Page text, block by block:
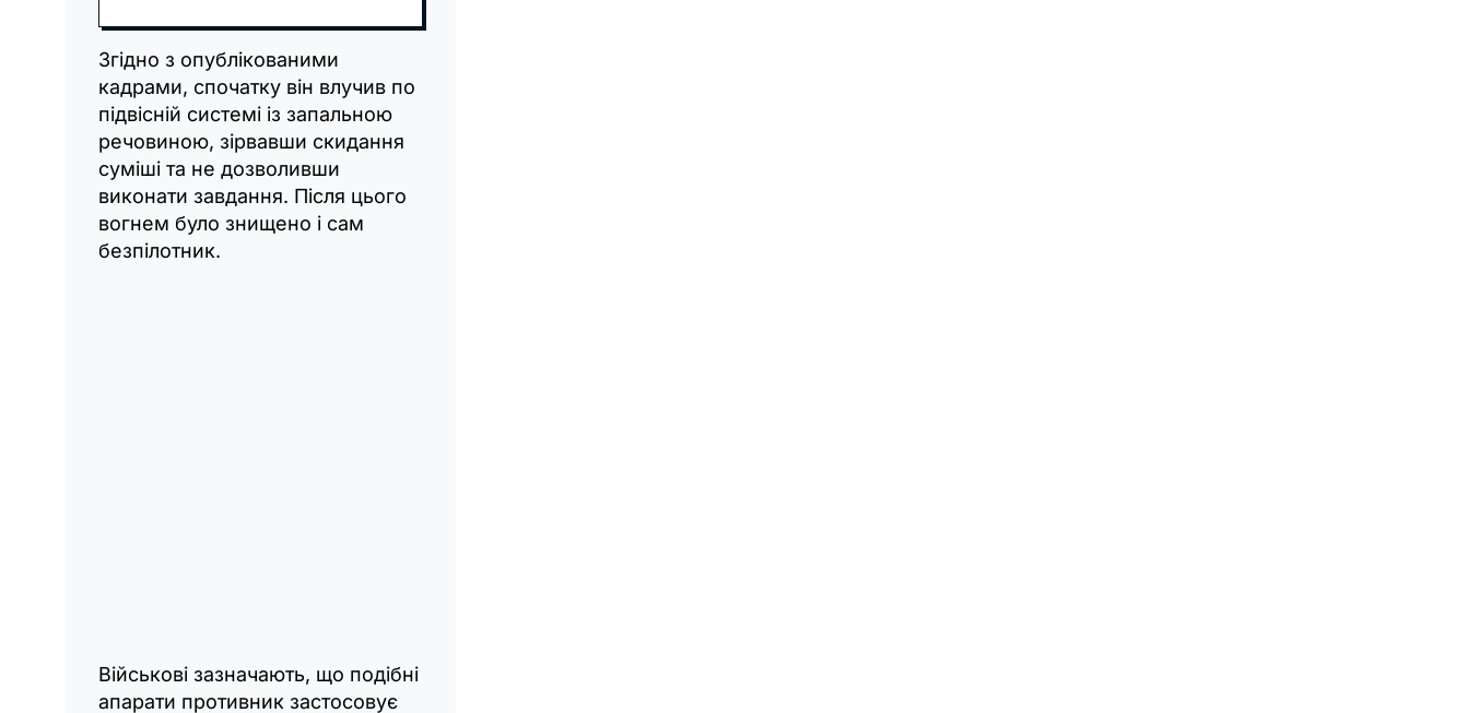
Згідно з опублікованими
кадрами, спочатку він влучив по
підвісній системі із запальною
речовиною, зірвавши скидання
суміші та не дозволивши
виконати завдання. Після цього
вогнем було знищено і сам
безпілотник.
Військові зазначають, що подібні
апарати противник застосовує